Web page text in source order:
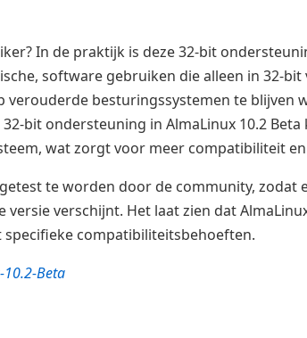
In de praktijk is deze 32-bit
software gebruiken die alleen in 32-bit
besturingssystemen te blijven
bit ondersteuning in AlmaLinux 10.2
wat zorgt voor meer compatibiliteit
te worden door de community, zodat
verschijnt. Het laat zien dat
compatibiliteitsbehoeften.
Beta